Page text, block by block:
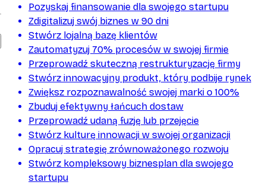
Pozyskaj finansowanie dla swojego startupu
Zdigitalizuj swój biznes w 90 dni
Stwórz lojalną bazę klientów
Zautomatyzuj 70% procesów w swojej firmie
Przeprowadź skuteczną restrukturyzację firmy
Stwórz innowacyjny produkt, który podbije rynek
Zwiększ rozpoznawalność swojej marki o 100%
Zbuduj efektywny łańcuch dostaw
Przeprowadź udaną fuzję lub przejęcie
Stwórz kulturę innowacji w swojej organizacji
Opracuj strategię zrównoważonego rozwoju
Stwórz kompleksowy biznesplan dla swojego
startupu